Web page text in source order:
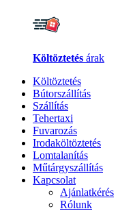
Költöztetés árak
Költöztetés
Bútorszállítás
Szállítás
Tehertaxi
Fuvarozás
Irodaköltöztetés
Lomtalanítás
Műtárgyszállítás
Kapcsolat
Ajánlatkérés
Rólunk